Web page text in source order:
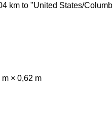
km to "United States/
× 0,62 m